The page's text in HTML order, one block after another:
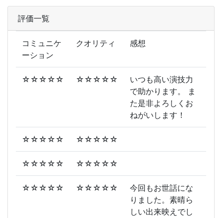
評価一覧
コミュニケ
ーション
クオリティ 感想
☆☆☆☆☆ ☆☆☆☆☆
いつも高い演技力
で助かります。 ま
た是非よろしくお
ねがいします！
☆☆☆☆☆ ☆☆☆☆☆
☆☆☆☆☆ ☆☆☆☆☆
☆☆☆☆☆ ☆☆☆☆☆
今回もお世話にな
りました。素晴ら
しい出来映えでし